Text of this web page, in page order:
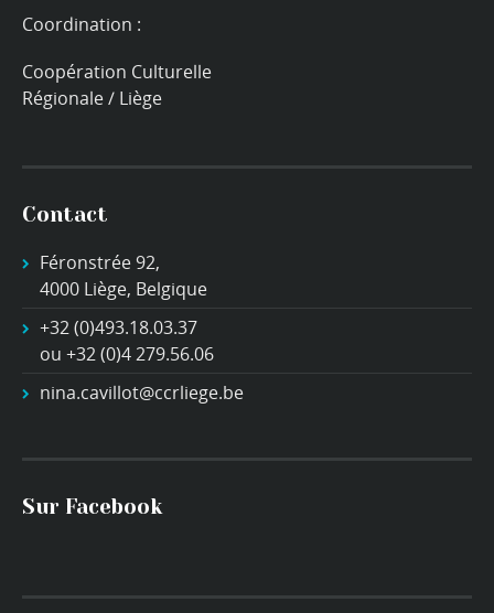
Coordination :
Coopération Culturelle
Régionale / Liège
Contact
Féronstrée 92,
4000 Liège, Belgique
+32 (0)493.18.03.37
ou +32 (0)4 279.56.06
nina.cavillot@ccrliege.be
Sur Facebook